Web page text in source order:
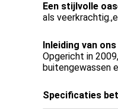
Een stijlvolle
als veerkrachtig.,
Inleiding van
Opgericht in 2009,
buitengewassen
Specificaties